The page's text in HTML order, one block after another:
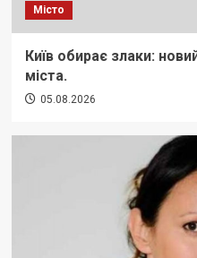
Місто
Київ обирає злаки:
міста.
05.08.2026